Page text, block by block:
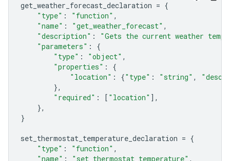
get_weather_forecast_declaration = {
"type" : "function" ,
"name" : "get_weather_forecast" ,
"description" :
"Gets the current weather
"parameters" :
{
"type" : "object" ,
"properties" :
{
"location" : {"type" : "string" ,
},
"required" : [ "location" ],
},
}
set_thermostat_temperature_declaration = {
"type" : "function" ,
"name" : "set_thermostat_temperature" ,